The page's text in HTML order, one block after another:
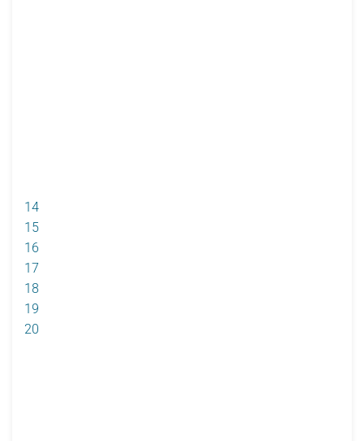
14
15
16
17
18
19
20